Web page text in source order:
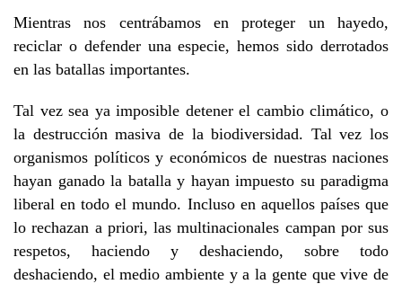
Mientras nos centrábamos en proteger un hayedo,
reciclar o defender una especie, hemos sido derrotados
en las batallas importantes.
Tal vez sea ya imposible detener el cambio climático, o
la destrucción masiva de la biodiversidad. Tal vez los
organismos políticos y económicos de nuestras naciones
hayan ganado la batalla y hayan impuesto su paradigma
liberal en todo el mundo. Incluso en aquellos países que
lo rechazan a priori, las multinacionales campan por sus
respetos, haciendo y deshaciendo, sobre todo
deshaciendo, el medio ambiente y a la gente que vive de